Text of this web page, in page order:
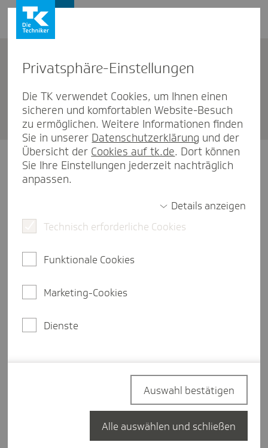
TK Pforz­heim
Unternehmen
Unsere Öffnungszeiten
09:00-16:00 Uhr
Dienstag 09:00-13:00 Uhr
Mittwoch
Freitag
Termin buchen
Hier finden Sie uns
Privat­sphäre-Einstel­lungen
Die TK verwendet Cookies, um Ihnen einen
sicheren und komfortablen Website-Besuch
zu ermöglichen. Weitere Informationen finden
Sie in unserer Datenschutzerklärung und der
Übersicht der Cookies auf tk.de. Dort können
Sie Ihre Einstellungen jederzeit nachträglich
anpassen.
Details anzeigen
Technisch erforderliche Cookies
Funktionale Cookies
Marketing-Cookies
Dienste
Auswahl bestätigen
Alle auswählen und schließen